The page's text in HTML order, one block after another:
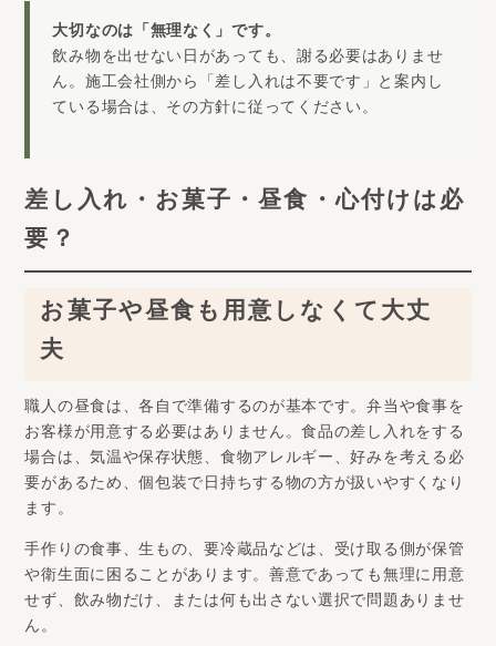
大切なのは「無理なく」です。
飲み物を出せない日があっても、謝る必要はありませ
ん。施工会社側から「差し入れは不要です」と案内し
ている場合は、その方針に従ってください。
差し入れ・お菓子・昼食・心付けは必
要？
お菓子や昼食も用意しなくて大丈
夫
職人の昼食は、各自で準備するのが基本です。弁当や食事を
お客様が用意する必要はありません。食品の差し入れをする
場合は、気温や保存状態、食物アレルギー、好みを考える必
要があるため、個包装で日持ちする物の方が扱いやすくなり
ます。
手作りの食事、生もの、要冷蔵品などは、受け取る側が保管
や衛生面に困ることがあります。善意であっても無理に用意
せず、飲み物だけ、または何も出さない選択で問題ありませ
ん。